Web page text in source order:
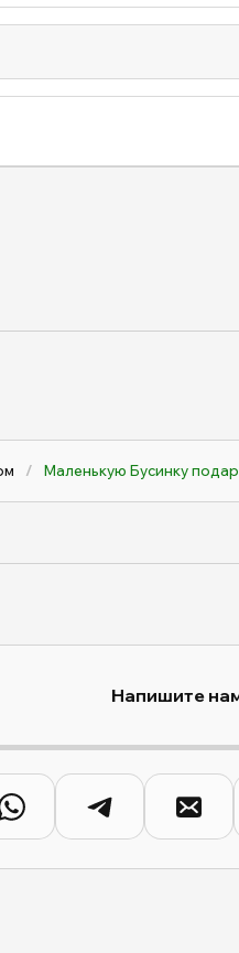
/ Маленькую Бусинку
Напишите